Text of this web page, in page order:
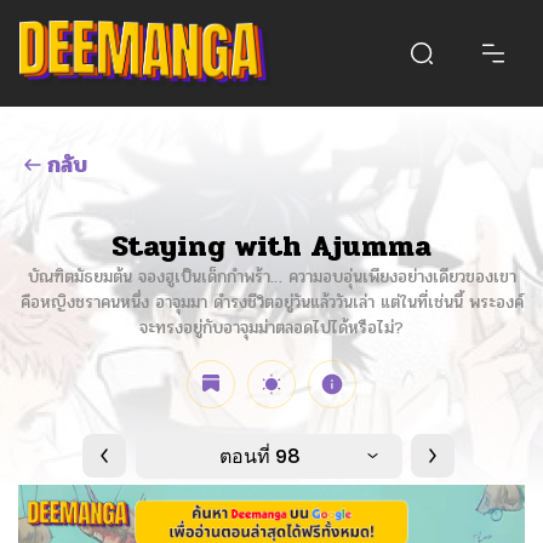
กลับ
Staying with Ajumma
บัณฑิตมัธยมต้น จองฮูเป็นเด็กกำพร้า… ความอบอุ่นเพียงอย่างเดียวของเขา
คือหญิงชราคนหนึ่ง อาจุมมา ดำรงชีวิตอยู่วันแล้ววันเล่า แต่ในที่เช่นนี้ พระองค์
จะทรงอยู่กับอาจุมม่าตลอดไปได้หรือไม่?
ตอนที่ 98